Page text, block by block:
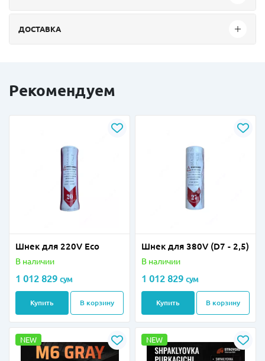
ДОСТАВКА
Рекомендуем
Шнек для 220V Eco
В наличии
1 012 829 сум
Купить В корзину
Шнек для 380V (D7 - 2,5)
В наличии
1 012 829 сум
Купить В корзину
NEW NEW